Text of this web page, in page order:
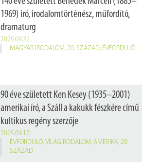
1969) író, irodalomtörténész, műfordító,
dramaturg
2025.09.22.
MAGYAR IRODALOM, 20. SZÁZAD, ÉVFORDULÓ
90 éve született Ken Kesey (1935–2001)
amerikai író, a Száll a kakukk fészkére című
kultikus regény szerzője
2025.09.17.
ÉVFORDULÓ, VILÁGIRODALOM, AMERIKA, 20.
SZÁZAD